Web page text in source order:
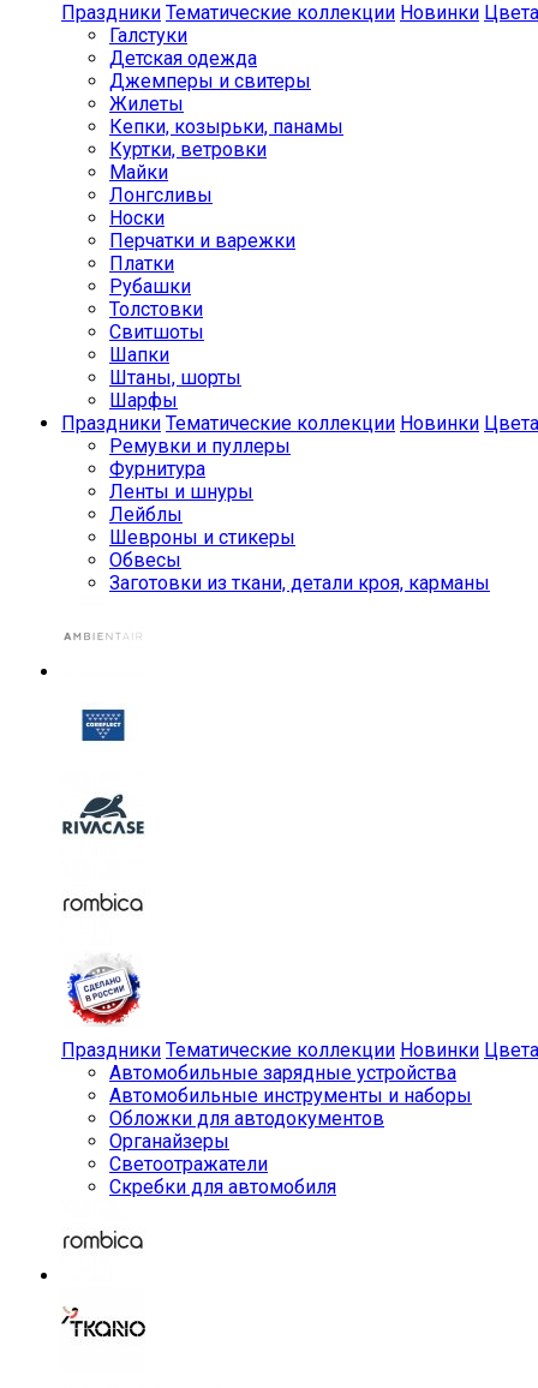
Праздники Тематические коллекции Новинки Цвета
Галстуки
Детская одежда
Джемперы и свитеры
Жилеты
Кепки, козырьки, панамы
Куртки, ветровки
Майки
Лонгсливы
Носки
Перчатки и варежки
Платки
Рубашки
Толстовки
Свитшоты
Шапки
Штаны, шорты
Шарфы
Праздники Тематические коллекции Новинки Цвета
Ремувки и пуллеры
Фурнитура
Ленты и шнуры
Лейблы
Шевроны и стикеры
Обвесы
Заготовки из ткани, детали кроя, карманы
Праздники Тематические коллекции Новинки Цвета
Автомобильные зарядные устройства
Автомобильные инструменты и наборы
Обложки для автодокументов
Органайзеры
Светоотражатели
Скребки для автомобиля